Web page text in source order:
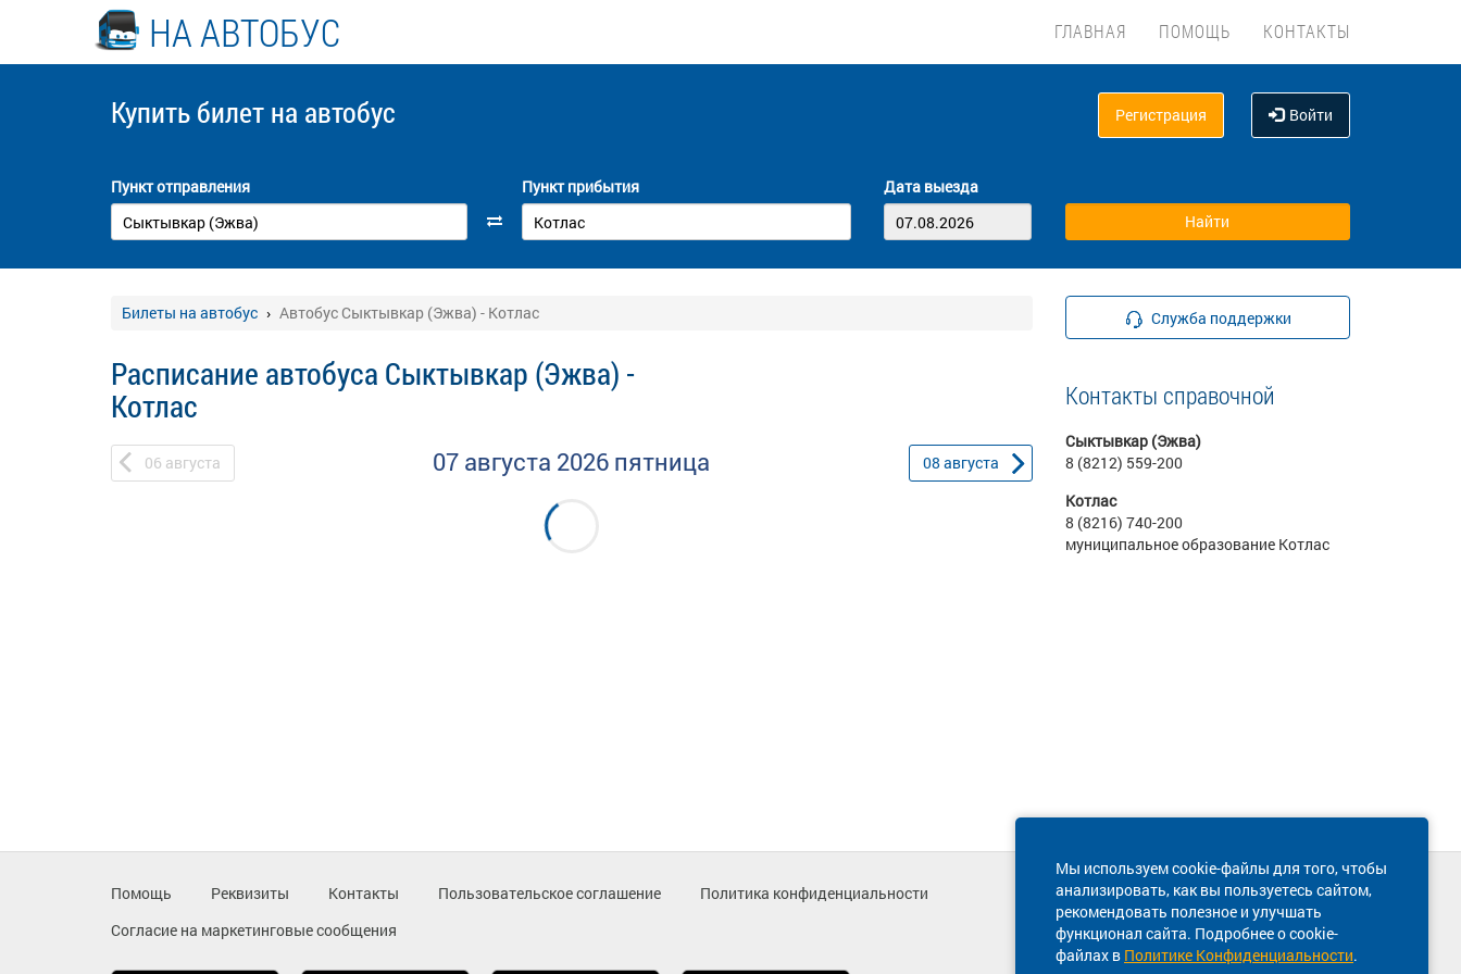
НА АВТОБУС ГЛАВНАЯ ПОМОЩЬ КОНТАКТЫ
Купить билет на автобус Регистрация Войти
Пункт отправления Пункт прибытия Дата выезда
Билеты на автобус Автобус Сыктывкар (Эжва) - Котлас
Расписание автобуса Сыктывкар (Эжва) -
Котлас
06 августа 07 августа 2026 пятница 08 августа
Служба поддержки
Контакты справочной
Сыктывкар (Эжва)
8 (8212) 559-200
Котлас
8 (8216) 740-200
муниципальное образование Котлас
Мы используем cookie-файлы для того, чтобы
анализировать, как вы пользуетесь сайтом,
рекомендовать полезное и улучшать
функционал сайта. Подробнее о cookie-
файлах в Политике Конфиденциальности.
Помощь Реквизиты Контакты Пользовательское соглашение
Политика конфиденциальности
Согласие на маркетинговые сообщения
Техническая поддержка сайта
8 800 600-03-38